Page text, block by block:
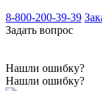
8-800-200-39-39
Задать вопрос
Нашли ошибку?
Нашли ошибку?